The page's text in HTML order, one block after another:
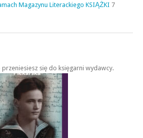
Magazynu Literackiego KSIĄŻKI 7
przeniesiesz się do księgarni wydawcy.